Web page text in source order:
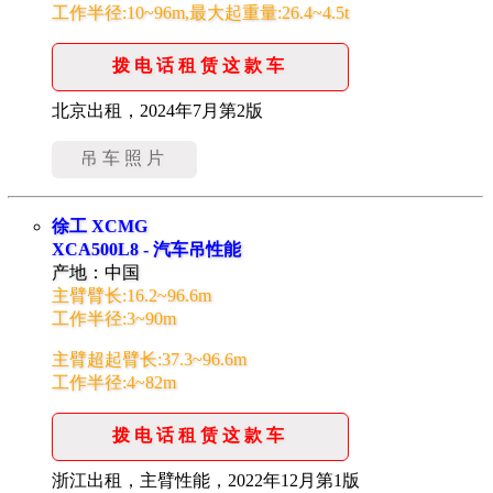
工作半径:10~96m,最大起重量:26.4~4.5t
拨电话租赁这款车
北京出租，2024年7月第2版
吊车照片
徐工 XCMG
XCA500L8 - 汽车吊性能
产地：中国
主臂臂长:16.2~96.6m
工作半径:3~90m
主臂超起臂长:37.3~96.6m
工作半径:4~82m
拨电话租赁这款车
浙江出租，主臂性能，2022年12月第1版